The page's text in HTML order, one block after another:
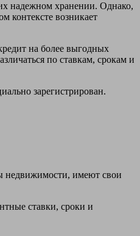
надежном хранении. Однако,
контексте возникает
на более выгодных
по ставкам, срокам и
зарегистрирован.
недвижимости, имеют свои
ставки, сроки и